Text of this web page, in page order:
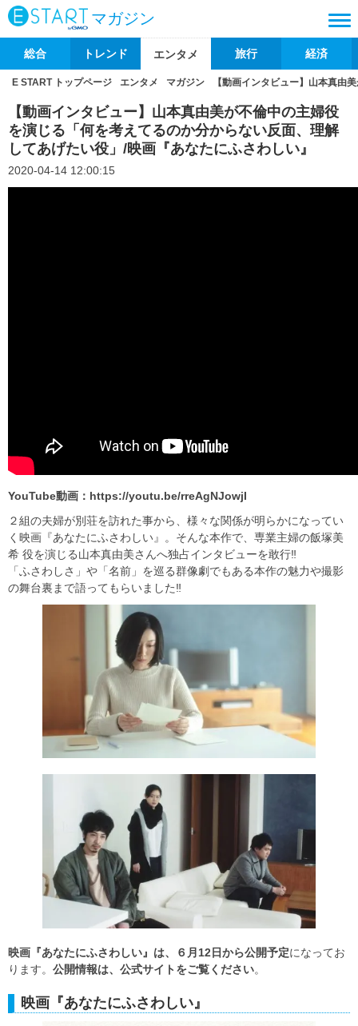
マガジン
総合 トレンド エンタメ 旅行 経済
E START トップページ エンタメ マガジン 【動画インタビュー】山本真由
【動画インタビュー】山本真由美が不倫中の主婦役
を演じる「何を考えてるのか分からない反面、理解
してあげたい役」/映画『あなたにふさわしい』
2020-04-14 12:00:15
YouTube動画：https://youtu.be/rreAgNJowjI
２組の夫婦が別荘を訪れた事から、様々な関係が明らかになってい
く映画『あなたにふさわしい』。そんな本作で、専業主婦の飯塚美
希 役を演じる山本真由美さんへ独占インタビューを敢行‼
「ふさわしさ」や「名前」を巡る群像劇でもある本作の魅力や撮影
の舞台裏まで語ってもらいました‼
映画『あなたにふさわしい』は、６月12日から公開予定になってお
ります。 公開情報は、公式サイトをご覧ください。
映画『あなたにふさわしい』